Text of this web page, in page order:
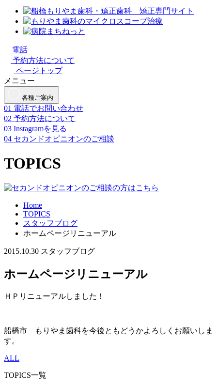
電話
予約方法について
ページトップ
メニュー
各種ご案内
01 電話でお問い合わせ
02 予約方法について
03 Instagramを見る
04 セカンドオピニオンのご相談
TOPICS
Home
TOPICS
スタッフブログ
ホームページリニューアル
2015.10.30 スタッフブログ
ホームページリニューアル
ＨＰリニューアルしました！
船橋市 もりやま歯科を今後ともどうかよろしくお願いしま
す。
ALL
TOPICS一覧